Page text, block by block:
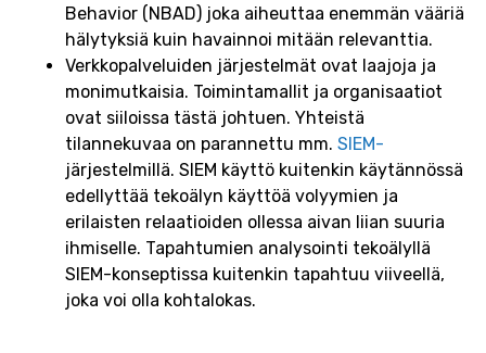
Behavior (NBAD) joka aiheuttaa enemmän vääriä
hälytyksiä kuin havainnoi mitään relevanttia.
Verkkopalveluiden järjestelmät ovat laajoja ja
monimutkaisia. Toimintamallit ja organisaatiot
ovat siiloissa tästä johtuen. Yhteistä
tilannekuvaa on parannettu mm. SIEM-
järjestelmillä. SIEM käyttö kuitenkin käytännössä
edellyttää tekoälyn käyttöä volyymien ja
erilaisten relaatioiden ollessa aivan liian suuria
ihmiselle. Tapahtumien analysointi tekoälyllä
SIEM-konseptissa kuitenkin tapahtuu viiveellä,
joka voi olla kohtalokas.